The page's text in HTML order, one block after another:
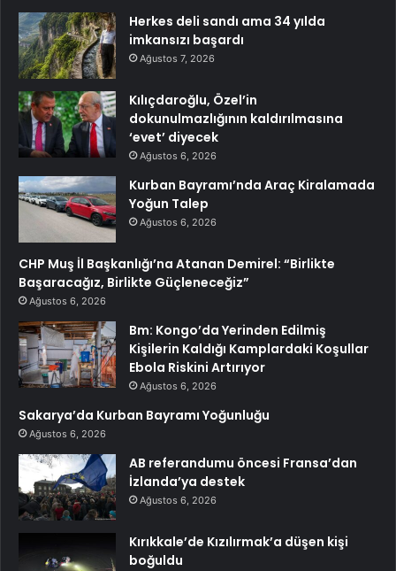
Herkes deli sandı ama 34 yılda
imkansızı başardı
Ağustos 7, 2026
Kılıçdaroğlu, Özel’in
dokunulmazlığının kaldırılmasına
‘evet’ diyecek
Ağustos 6, 2026
Kurban Bayramı’nda Araç Kiralamada
Yoğun Talep
Ağustos 6, 2026
CHP Muş İl Başkanlığı’na Atanan Demirel: “Birlikte
Başaracağız, Birlikte Güçleneceğiz”
Ağustos 6, 2026
Bm: Kongo’da Yerinden Edilmiş
Kişilerin Kaldığı Kamplardaki Koşullar
Ebola Riskini Artırıyor
Ağustos 6, 2026
Sakarya’da Kurban Bayramı Yoğunluğu
Ağustos 6, 2026
AB referandumu öncesi Fransa’dan
İzlanda’ya destek
Ağustos 6, 2026
Kırıkkale’de Kızılırmak’a düşen kişi
boğuldu